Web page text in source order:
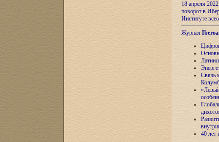
18 апреля
поворот в
Институте
Журнал
Связь
40 лет